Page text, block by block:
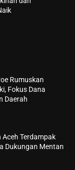
Rumuskan
Fokus Dana
Daerah
Aceh Terdampak
Dukungan Mentan